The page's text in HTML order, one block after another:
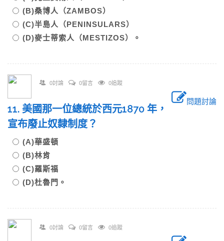
(B)桑博人（ZAMBOS）
(C)半島人（PENINSULARS）
(D)麥士蒂索人（MESTIZOS）。
0討論 0留言 0追蹤
問題討論
11. 美國那一位總統於西元1870 年，
宣布廢止奴隸制度？
(A)華盛頓
(B)林肯
(C)羅斯福
(D)杜魯門。
0討論 0留言 0追蹤